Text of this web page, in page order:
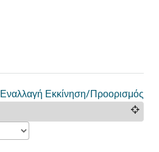
Εναλλαγή Εκκίνηση/Προορισμός